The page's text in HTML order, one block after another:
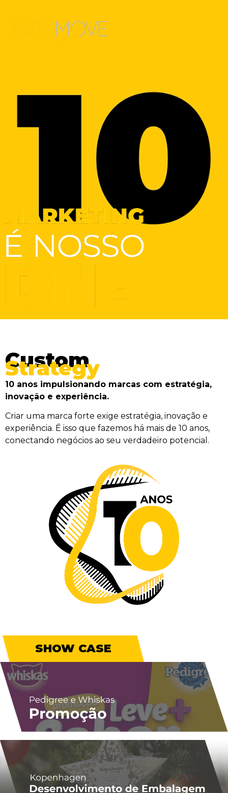
Custom
Strategy
10 anos impulsionando marcas com estratégia,
inovação e experiência.
Criar uma marca forte exige estratégia, inovação e
experiência. É isso que fazemos há mais de 10 anos,
conectando negócios ao seu verdadeiro potencial.
SHOW CASE